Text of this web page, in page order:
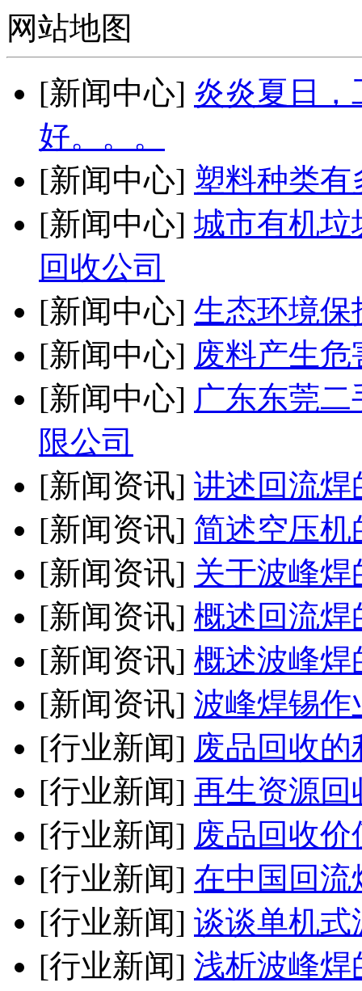
网站地图
[新闻中心] 炎炎夏日
好。。。
[新闻中心] 塑料种类有
[新闻中心] 城市有机垃
回收公司
[新闻中心] 生态环境保
[新闻中心] 废料产生
[新闻中心] 广东东莞
限公司
[新闻资讯] 讲述回流焊
[新闻资讯] 简述空压机
[新闻资讯] 关于波峰
[新闻资讯] 概述回流焊
[新闻资讯] 概述波峰焊
[新闻资讯] 波峰焊锡作
[行业新闻] 废品回收
[行业新闻] 再生资源回
[行业新闻] 废品回收价
[行业新闻] 在中国回流
[行业新闻] 谈谈单机式
[行业新闻] 浅析波峰焊